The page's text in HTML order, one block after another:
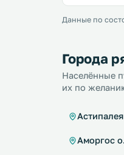
Данные по
Города
Населённые
их по
Аморгос